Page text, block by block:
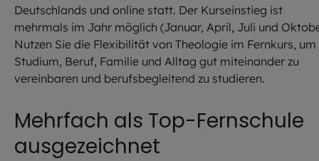
Deutschlands und online statt. Der Kurseinstieg ist
mehrmals im Jahr möglich (Januar, April, Juli und
Nutzen Sie die Flexibilität von Theologie im Fernkurs, um
Studium, Beruf, Familie und Alltag gut miteinander zu
vereinbaren und berufsbegleitend zu studieren.
Mehrfach als Top-Fernschule
ausgezeichnet